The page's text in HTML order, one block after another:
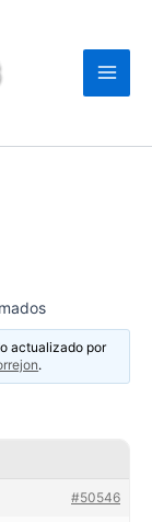
actualizado por
.
#50546